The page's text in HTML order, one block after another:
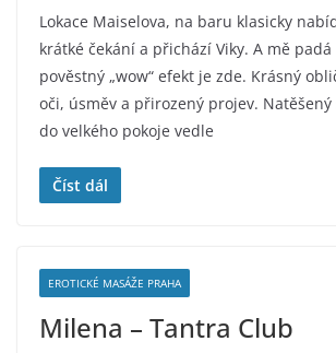
Lokace Maiselova, na baru klasicky
krátké čekání a přichází Viky. A mě
pověstný „wow“ efekt je zde. Krásný
oči, úsměv a přirozený projev.
do velkého pokoje vedle
Číst dál
EROTICKÉ MASÁŽE PRAHA
Milena – Tantra Club